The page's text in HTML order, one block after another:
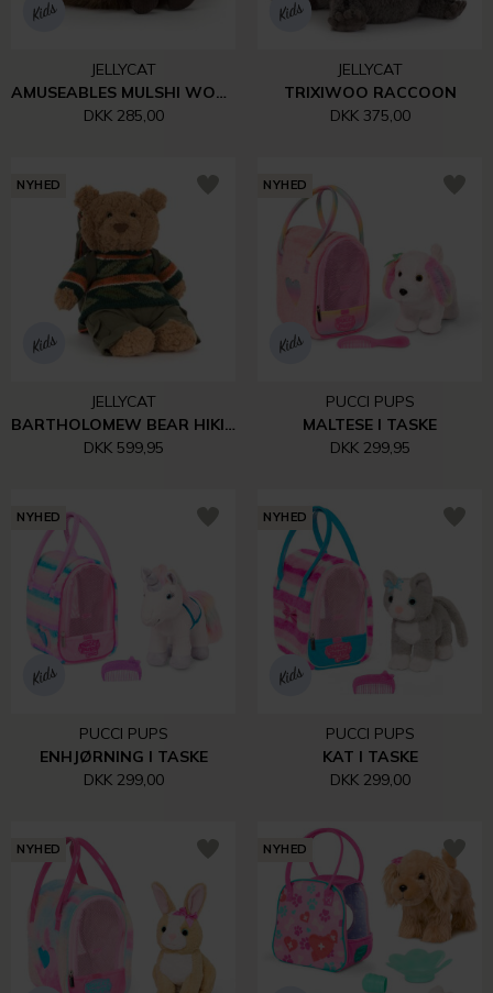
JELLYCAT
AMUSEABLES MULSHI WOODLAND FLOOR
DKK 285,00
JELLYCAT
TRIXIWOO RACCOON
DKK 375,00
NYHED
JELLYCAT
BARTHOLOMEW BEAR HIKING OUTFIT
DKK 599,95
NYHED
PUCCI PUPS
MALTESE I TASKE
DKK 299,95
NYHED
PUCCI PUPS
ENHJØRNING I TASKE
DKK 299,00
NYHED
PUCCI PUPS
KAT I TASKE
DKK 299,00
NYHED NYHED